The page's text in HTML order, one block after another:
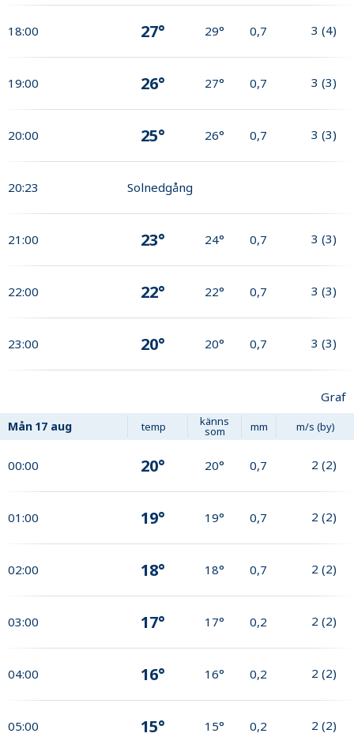
18:00 27° 29° 0,7 3 (4)
19:00 26° 27° 0,7 3 (3)
20:00 25° 26° 0,7 3 (3)
20:23 Solnedgång
21:00 23° 24° 0,7 3 (3)
22:00 22° 22° 0,7 3 (3)
23:00 20° 20° 0,7 3 (3)
Graf
Mån 17 aug temp känns
som mm m/s (by)
00:00 20° 20° 0,7 2 (2)
01:00 19° 19° 0,7 2 (2)
02:00 18° 18° 0,7 2 (2)
03:00 17° 17° 0,2 2 (2)
04:00 16° 16° 0,2 2 (2)
05:00 15° 15° 0,2 2 (2)